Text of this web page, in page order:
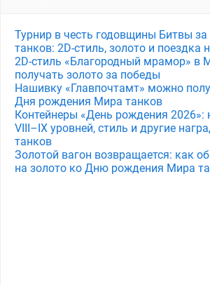
Турнир в честь годовщины Битвы
танков: 2D-стиль, золото и поездка
2D-стиль «Благородный мрамор» в
получать золото за победы
Нашивку «Главпочтамт» можно
Дня рождения Мира танков
Контейнеры «День рождения 2026»:
VIII–IX уровней, стиль и другие
танков
Золотой вагон возвращается: как
на золото ко Дню рождения Мира